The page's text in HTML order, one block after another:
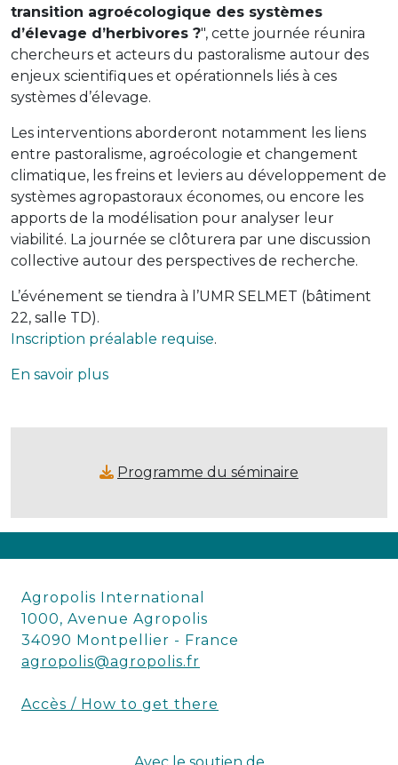
transition agroécologique des systèmes
d’élevage d’herbivores ?", cette journée réunira
chercheurs et acteurs du pastoralisme autour des
enjeux scientifiques et opérationnels liés à ces
systèmes d’élevage.
Les interventions aborderont notamment les liens
entre pastoralisme, agroécologie et changement
climatique, les freins et leviers au développement de
systèmes agropastoraux économes, ou encore les
apports de la modélisation pour analyser leur
viabilité. La journée se clôturera par une discussion
collective autour des perspectives de recherche.
L’événement se tiendra à l’UMR SELMET (bâtiment
22, salle TD).
Inscription préalable requise.
En savoir plus
Programme du séminaire
Agropolis International
1000, Avenue Agropolis
34090 Montpellier - France
agropolis@agropolis.fr
Accès / How to get there